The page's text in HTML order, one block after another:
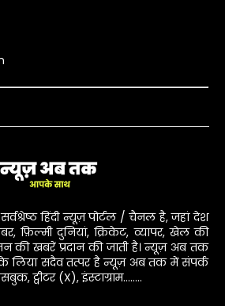
हिंदी न्यूज़ पोर्टल / चैनल है, जहां देश
फ़िल्मी दुनियां, क्रिकेट, व्यापर, खेल की
की खबरें प्रदान की जाती है। न्यूज़ अब तक
लिया सदैव तत्पर है न्यूज़ अब तक में संपर्क
ट्वीटर (X), इंस्टाग्राम........